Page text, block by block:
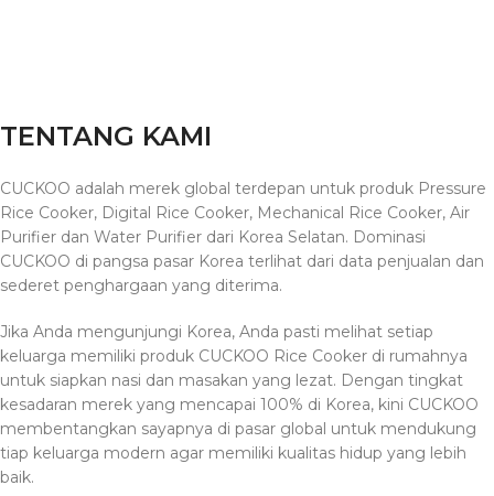
TENTANG KAMI
CUCKOO adalah merek global terdepan untuk produk Pressure
Rice Cooker, Digital Rice Cooker, Mechanical Rice Cooker, Air
Purifier dan Water Purifier dari Korea Selatan. Dominasi
CUCKOO di pangsa pasar Korea terlihat dari data penjualan dan
sederet penghargaan yang diterima.
Jika Anda mengunjungi Korea, Anda pasti melihat setiap
keluarga memiliki produk CUCKOO Rice Cooker di rumahnya
untuk siapkan nasi dan masakan yang lezat. Dengan tingkat
kesadaran merek yang mencapai 100% di Korea, kini CUCKOO
membentangkan sayapnya di pasar global untuk mendukung
tiap keluarga modern agar memiliki kualitas hidup yang lebih
baik.